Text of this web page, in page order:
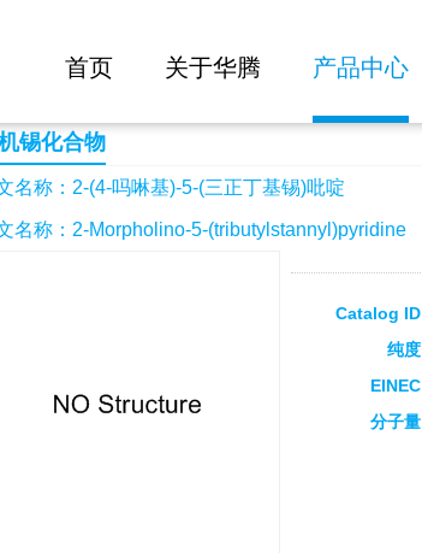
首页 关于华腾 产品中心
吗啉基)-5-(三正丁基锡)吡啶
锡化合物
名称：2-(4-吗啉基)-5-(三正丁基锡)吡啶
名称：2-Morpholino-5-(tributylstannyl)pyridine
Catalog ID
纯度
EINEC
分子量